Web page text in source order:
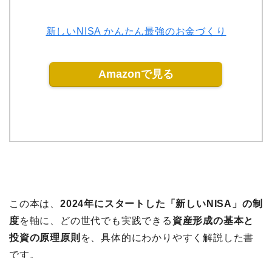
新しいNISA かんたん最強のお金づくり
Amazonで見る
この本は、 2024年にスタートした「新しいNISA」の制
度を軸に、どの世代でも実践できる 資産形成の基本と
投資の原理原則 を、具体的にわかりやすく解説した書
です。